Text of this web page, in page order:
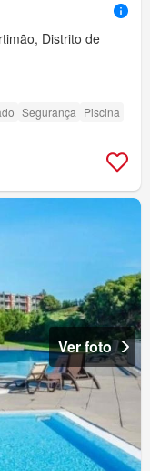
Distrito de
Segurança Piscina
Ver foto